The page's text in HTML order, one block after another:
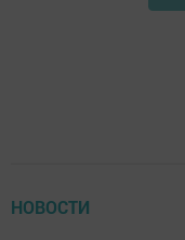
НОВОСТИ